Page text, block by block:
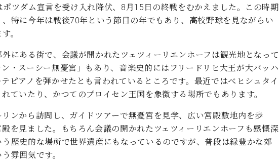
ート
C.ベヒシュタイン コンサート
アップライトピアノ
ル
造番号
ベヒシュタインを弾く前に
納入実績 ホール・スタジオ
納入実績 音楽教室
キャンペーン
レッスンイベント
代理店主催イベント
コンクール
音楽教室
スタッフご挨拶
技術者紹介
イベント情報
八王子工房ブログ
アクセス
お問い合わせ
カスタマーサービス(調律)
ツダム宣言を受け入れ降伏、8月15日の終戦をむかえました。この時期
特に今年は戦後70年という節目の年でもあり、高校野球を見ながらい
。
にある街で、会議が開かれたツェツィーリエンホーフは観光地となって
・スーシー無憂宮」もあり、音楽史的にはフリードリヒ大王が大バッハ
ピアノを弾かせたとも言われているところです。最近ではべヒシュタイ
ていたり、かつてのプロイセン王国を象徴する場所でもあります。
ンから訪問し、ガイドツアーで無憂宮を見学、広い宮殿敷地内を歩
を見ました。もちろん会議の開かれたツェツィーリエンホーフも感慨深
う歴史的な場所で世界遺産にもなっているのですが、普段は緑豊かな郊
雰囲気です。